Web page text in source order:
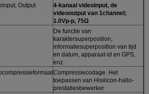
Output
4-kanaal videoinput, de
videooutput van 1channel;
1.0Vp-p, 75Ω
De functie van
karaktersuperposition,
informatiesuperposition van tijd
en datum, apparaat-id en GPS,
enz.
Compressiecodage. Het
toepassen van Hisilicon-hallo-
prestatiesbewerker.